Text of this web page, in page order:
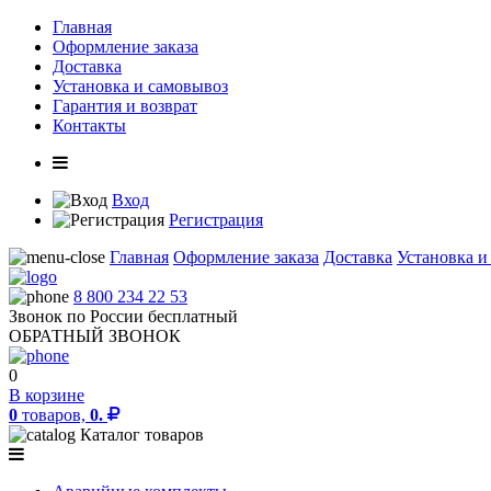
Главная
Оформление заказа
Доставка
Установка и самовывоз
Гарантия и возврат
Контакты
Вход
Регистрация
Главная Оформление заказа Доставка Установка
8 800 234 22 53
Звонок по России бесплатный
ОБРАТНЫЙ ЗВОНОК
0
В корзине
0 товаров, 0.
Каталог товаров